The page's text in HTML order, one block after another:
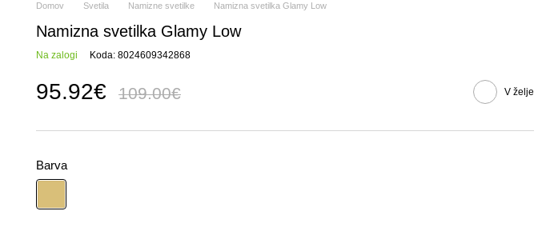
Domov Svetila Namizne svetilke Namizna svetilka Glamy Low
Namizna svetilka Glamy Low
Na zalogi Koda: 8024609342868
95.92€ 109.00€ V želje
Barva